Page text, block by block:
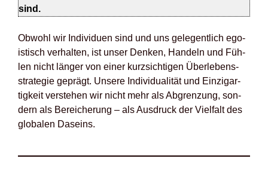
sind.
Obwohl wir Indi­vi­du­en sind und uns gele­gent­lich ego­
is­tisch ver­hal­ten, ist unser Den­ken, Han­deln und Füh­
len nicht län­ger von einer kurz­sich­ti­gen Über­le­bens­
stra­te­gie geprägt. Unse­re Indi­vi­dua­li­tät und Ein­zig­ar­
tig­keit ver­ste­hen wir nicht mehr als Abgren­zung, son­
dern als Berei­che­rung – als Aus­druck der Viel­falt des
glo­ba­len Daseins.